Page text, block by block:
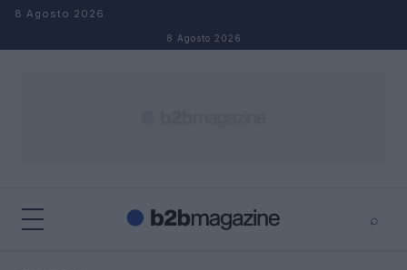
Salta al contenuto
8 Agosto 2026
8 Agosto 2026
⌕